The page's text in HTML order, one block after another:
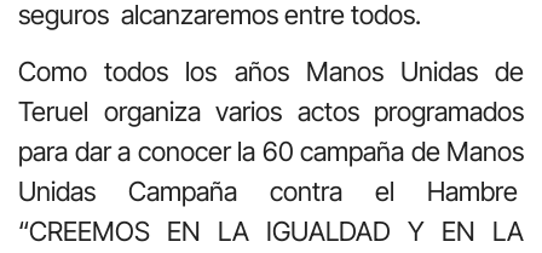
seguros alcanzaremos entre todos.
Como todos los años Manos Unidas de
Teruel organiza varios actos programados
para dar a conocer la 60 campaña de Manos
Unidas Campaña contra el Hambre
“CREEMOS EN LA IGUALDAD Y EN LA